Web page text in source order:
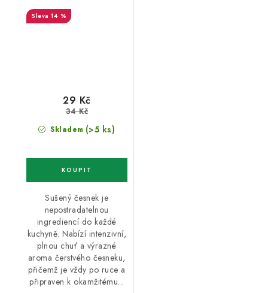
14 %
Skladem (>5 ks)
29 Kč
34 Kč
Sušený česnek je
nepostradatelnou
ingrediencí do každé
kuchyně. Nabízí intenzivní,
plnou chuť a výrazné
aroma čerstvého česneku,
přičemž je vždy po ruce a
připraven k okamžitému...